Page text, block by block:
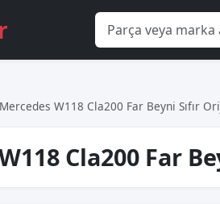
Mercedes W118 Cla200 Far Beyni̇ Sıfır
Cla200 Far